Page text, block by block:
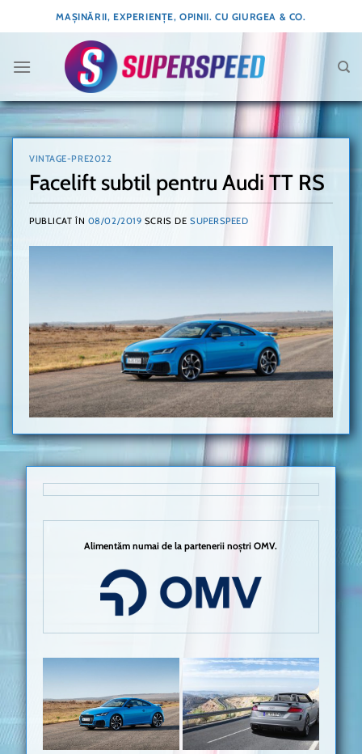
to
MAȘINĂRII, EXPERIENȚE, OPINII. CU GIURGEA & CO.
VINTAGE-PRE2022
Facelift subtil pentru Audi TT RS
PUBLICAT ÎN 08/02/2019 SCRIS DE SUPERSPEED
Alimentăm numai de la partenerii noștri OMV.